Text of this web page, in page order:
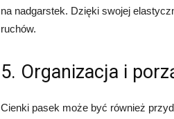
na nadgarstek. Dzięki swojej
ruchów.
5. Organizacja i
Cienki pasek może być również